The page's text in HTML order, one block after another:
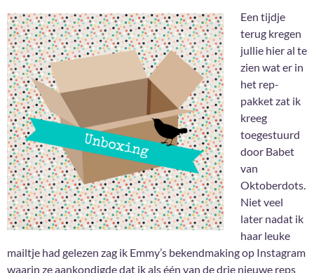
Een tijdje
terug kregen
jullie hier al te
zien wat er in
het rep-
pakket zat ik
kreeg
toegestuurd
door Babet
van
Oktoberdots.
Niet veel
later nadat ik
haar leuke
mailtje had gelezen zag ik Emmy’s bekendmaking op Instagram
waarin ze aankondigde dat ik als één van de drie nieuwe reps